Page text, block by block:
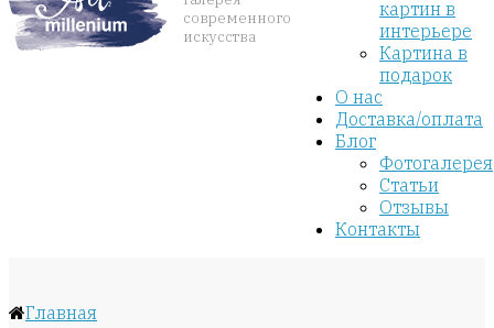
современного
искусства
картин в
интерьере
Картина в
подарок
О нас
Доставка/оплата
Блог
Фотогалерея
Статьи
Отзывы
Контакты
Главная